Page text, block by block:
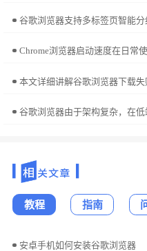
教程 指南
安卓手机如何安装谷歌浏览器